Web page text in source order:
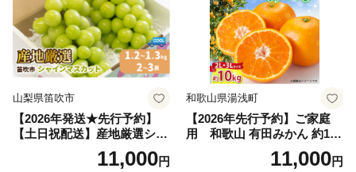
山梨県笛吹市
【2026年発送★先行予約】
【土日祝配送】産地厳選シャ
インマスカット1.2kg～1.3kg
（2房～3房）※沖縄・離島配
11,000円
和歌山県湯浅町
【2026年先行予約】ご家庭
用 和歌山 有田みかん 約10k
g (2L、3Lサイズ)【湯浅町】
11,000円